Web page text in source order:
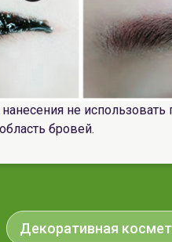
не
бровей.
Декоративная